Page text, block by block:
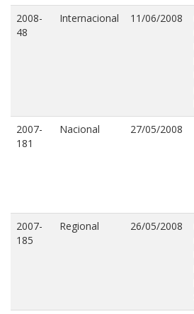
2008-
48
Internacional 11/06/2008
2007-
181
Nacional 27/05/2008
2007-
185
Regional 26/05/2008